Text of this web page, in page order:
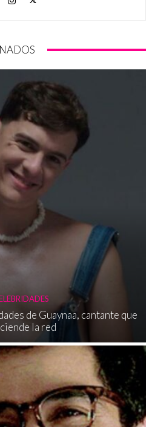
de Guaynaa, cantante que
la red